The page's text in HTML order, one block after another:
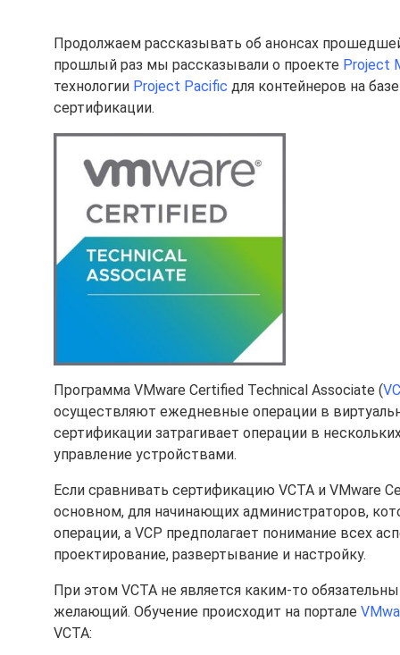
Продолжаем рассказывать об анонсах
прошлый раз мы рассказывали о проекте Project
технологии Project Pacific для контейнеров на
сертификации.
Программа VMware Certified Technical Associate (
осуществляют ежедневные операции в
сертификации затрагивает операции в
управление устройствами.
Если сравнивать сертификацию VCTA и VMware
основном, для начинающих администраторов,
операции, а VCP предполагает понимание всех
проектирование, развертывание и настройку.
При этом VCTA не является каким-то
желающий. Обучение происходит на портале
VCTA: